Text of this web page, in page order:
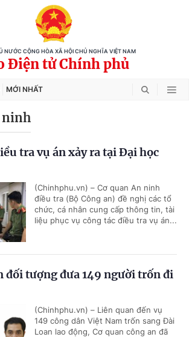
NƯỚC CỘNG HÒA XÃ HỘI CHỦ NGHĨA VIỆT NAM
Điện tử Chính phủ
MỚI NHẤT
ninh
tra vụ án xảy ra tại Đại học
(Chinhphu.vn) – Cơ quan An ninh
điều tra (Bộ Công an) đề nghị các tổ
chức, cá nhân cung cấp thông tin, tài
liệu phục vụ công tác điều tra vụ án...
đối tượng đưa 149 người trốn đi
(Chinhphu.vn) – Liên quan đến vụ
149 công dân Việt Nam trốn sang Đài
Loan lao động, Cơ quan công an đã